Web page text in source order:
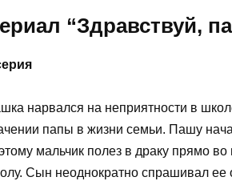
“Здравствуй,
нарвался на неприятности в
папы в жизни семьи. Пашу
мальчик полез в драку прямо
Сын неоднократно спрашивал ее